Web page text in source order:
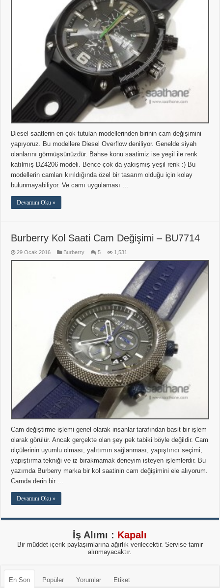
Diesel saatlerin en çok tutulan modellerinden birinin cam değişimini
yapıyoruz. Bu modellere Diesel Overflow deniliyor. Genelde siyah
olanlarını görmüşsünüzdür. Bahse konu saatimiz ise yeşil ile renk
katılmış DZ4206 modeli. Bence çok da yakışmış yeşil renk :) Bu
modellerin camları kırıldığında özel bir tasarım olduğu için kolay
bulunmayabiliyor. Ve camı uygulaması …
Devamını Oku »
Burberry Kol Saati Cam Değişimi – BU7714
29 Ocak 2016 Burberry 5 1,531
Cam değiştirme işlemi genel olarak insanlar tarafından basit bir işlem
olarak görülür. Ancak gerçekte olan şey pek tabiki böyle değildir. Cam
ölçülerinin uyumlu olması, yalıtımın sağlanması, yapıştırıcı seçimi,
yapıştırma tekniği ve iz bırakmamak deneyim isteyen işlemlerdir. Bu
yazımda Burberry marka bir kol saatinin cam değişimini ele alıyorum.
Camda derin bir …
Devamını Oku »
İş Alımı : Kapalı
Bir müddet içerik paylaşımlarına ağırlık verilecektir. Servise tamir
alınmayacaktır.
En Son Popüler Yorumlar Etiket